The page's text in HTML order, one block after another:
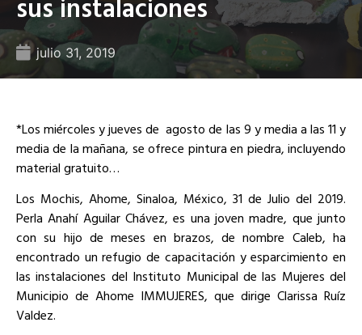
julio 31, 2019
*Los miércoles y jueves de agosto de las 9 y media a las 11 y
media de la mañana, se ofrece pintura en piedra, incluyendo
material gratuito…
Los Mochis, Ahome, Sinaloa, México, 31 de Julio del 2019.
Perla Anahí Aguilar Chávez, es una joven madre, que junto
con su hijo de meses en brazos, de nombre Caleb, ha
encontrado un refugio de capacitación y esparcimiento en
las instalaciones del Instituto Municipal de las Mujeres del
Municipio de Ahome IMMUJERES, que dirige Clarissa Ruíz
Valdez.